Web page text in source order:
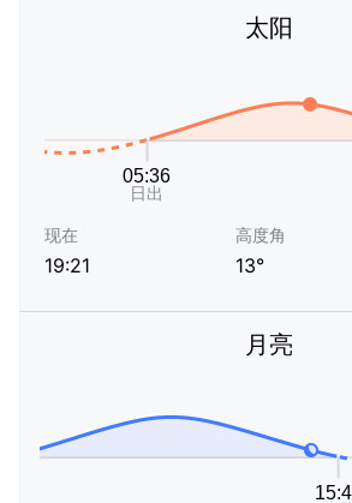
太阳
现在
19:21
高度角
13°
月亮